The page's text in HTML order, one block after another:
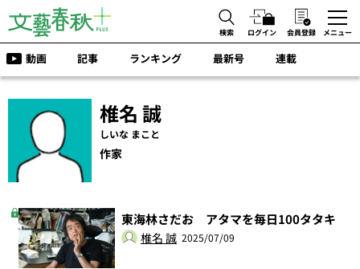
検索 ログイン 会員登録 メニュー
動画 記事 ランキング 最新号 連載
椎名 誠
しいな まこと
作家
東海林さだお アタマを毎日100タタキ
椎名 誠 2025/07/09